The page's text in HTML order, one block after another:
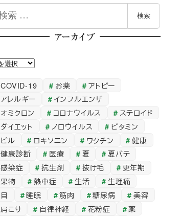
検索
アーカイブ
COVID-19 お薬
アトピー
アレルギー
インフルエンザ
オミクロン
コロナウイルス
ステロイド
ダイエット
ノロウイルス
ビタミン
ピル
ロキソニン ワクチン
健康
健康診断
医療 夏
夏バテ
感染症
抗生剤 抜け毛
更年期
果物
熱中症 生活
生理痛
目
睡眠 筋肉 糖尿病
美容
肩こり
自律神経 花粉症
薬